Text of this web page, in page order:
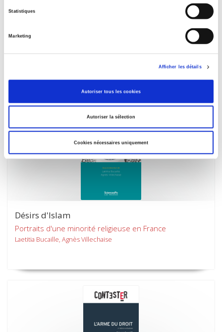
Statistiques
Marketing
Afficher les détails
Autoriser tous les cookies
Autoriser la sélection
Cookies nécessaires uniquement
Artistes plasticiens : de l'école au marché
Désirs d'Islam
Portraits d'une minorité religieuse en France
Laetitia Bucaille, Agnès Villechaise